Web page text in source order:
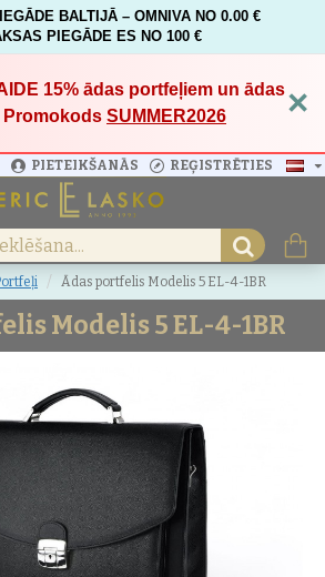
BALTIJĀ – OMNIVA NO 0.00 €
PIEGĀDE ES NO 100 €
15%ādas portfeļiem un ādas
Promokods SUMMER2026 ×
PIETEIKŠANĀS REĢISTRĒTIES
Ādas portfelis Modelis 5 EL-4-1BR
Modelis 5 EL-4-1BR